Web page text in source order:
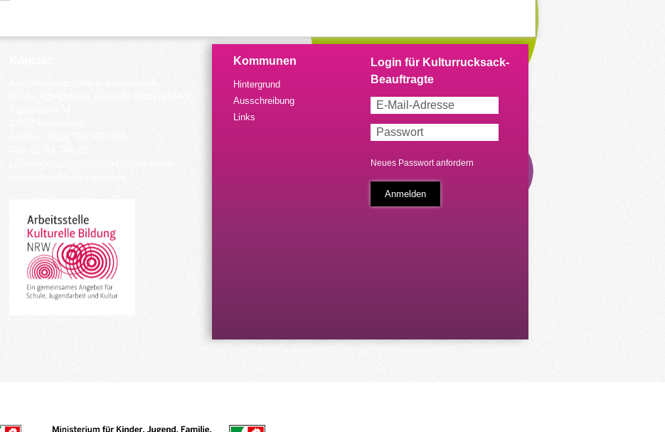
Kommunen
Hintergrund
Ausschreibung
Links
Neues Passwort anfordern